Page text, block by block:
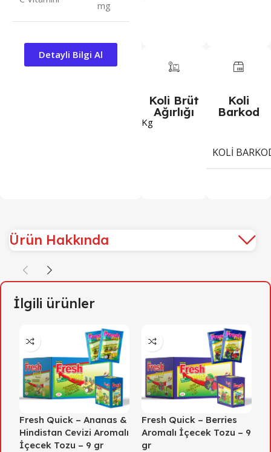
mg
Detayli Bilgi Al
Koli Brüt
Ağırlığı
Kg
Koli
Barkod
KOLI
Ürün Hakkında
İlgili ürünler
Fresh Quick – Ananas &
Hindistan Cevizi Aromalı
İçecek Tozu – 9 gr
Fresh Quick – Berries
Aromalı İçecek Tozu – 9
gr